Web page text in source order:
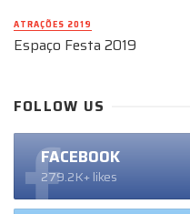
ATRAÇÕES 2019
Espaço Festa 2019
FOLLOW US
FACEBOOK
279.2K+ likes